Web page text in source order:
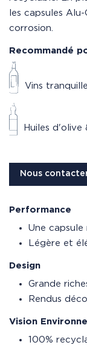
les capsules
corrosion.
Recommandé
Vins
Huiles d'olive
Nous
Performance
Une capsule
Légère et
Design
Grande
Rendus
Vision
100%